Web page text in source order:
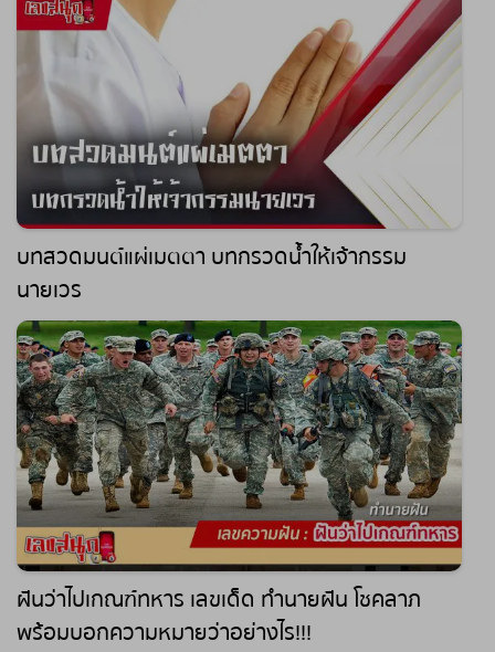
บทสวดมนต์แผ่เมตตา บทกรวดน้ำให้เจ้ากรรม
นายเวร
ฝันว่าไปเกณฑ์ทหาร เลขเด็ด ทำนายฝัน โชคลาภ
พร้อมบอกความหมายว่าอย่างไร!!!